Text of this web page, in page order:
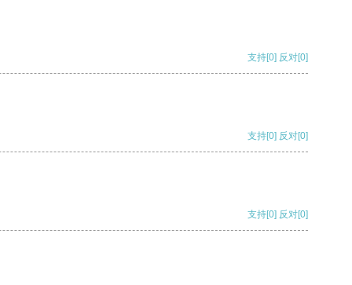
支持[0] 反对[0]
支持[0] 反对[0]
支持[0] 反对[0]